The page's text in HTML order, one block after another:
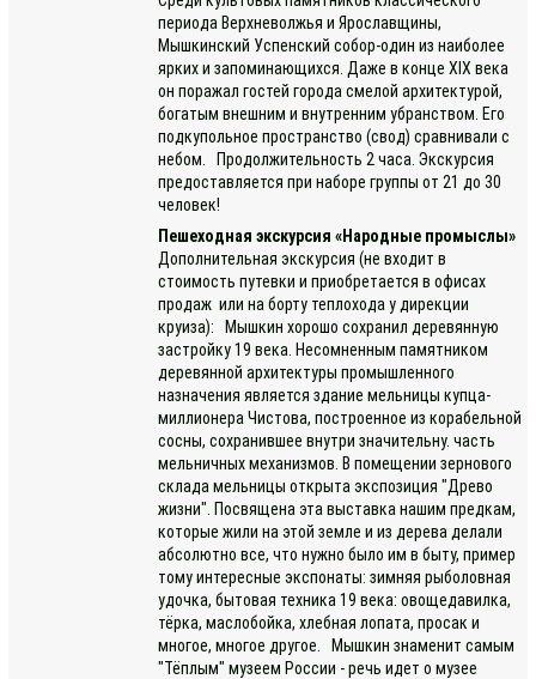
периода Верхневолжья и Ярославщины,
Мышкинский Успенский собор-один из наиболее
ярких и запоминающихся. Даже в конце XIX века
он поражал гостей города смелой архитектурой,
богатым внешним и внутренним убранством. Его
подкупольное пространство (свод) сравнивали с
небом. Продолжительность 2 часа. Экскурсия
предоставляется при наборе группы от 21 до 30
человек!
Пешеходная экскурсия «Народные промыслы»
Дополнительная экскурсия (не входит в
стоимость путевки и приобретается в офисах
продаж или на борту теплохода у дирекции
круиза): Мышкин хорошо сохранил деревянную
застройку 19 века. Несомненным памятником
деревянной архитектуры промышленного
назначения является здание мельницы купца-
миллионера Чистова, построенное из корабельной
сосны, сохранившее внутри значительну. часть
мельничных механизмов. В помещении зернового
склада мельницы открыта экспозиция "Древо
жизни". Посвящена эта выставка нашим предкам,
которые жили на этой земле и из дерева делали
абсолютно все, что нужно было им в быту, пример
тому интересные экспонаты: зимняя рыболовная
удочка, бытовая техника 19 века: овощедавилка,
тёрка, маслобойка, хлебная лопата, просак и
многое, многое другое. Мышкин знаменит самым
"Тёплым" музеем России - речь идет о музее